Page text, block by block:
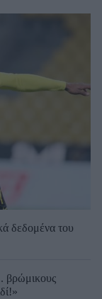
δεδομένα του
βρώμικους